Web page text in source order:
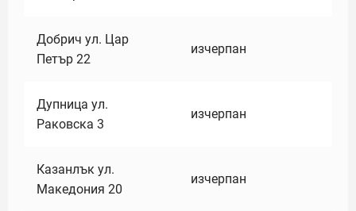
Добрич ул. Цар
Петър 22
изчерпан
Дупница ул.
Раковска 3
изчерпан
Казанлък ул.
Македония 20
изчерпан